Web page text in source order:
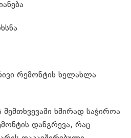
რემონტის ხელახლა
შემთხვევაში ხშირად საჭიროა
დანგრევა, რაც